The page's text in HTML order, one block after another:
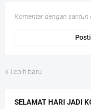
Komentar dengan santun
Lebih baru
SELAMAT HARI JADI